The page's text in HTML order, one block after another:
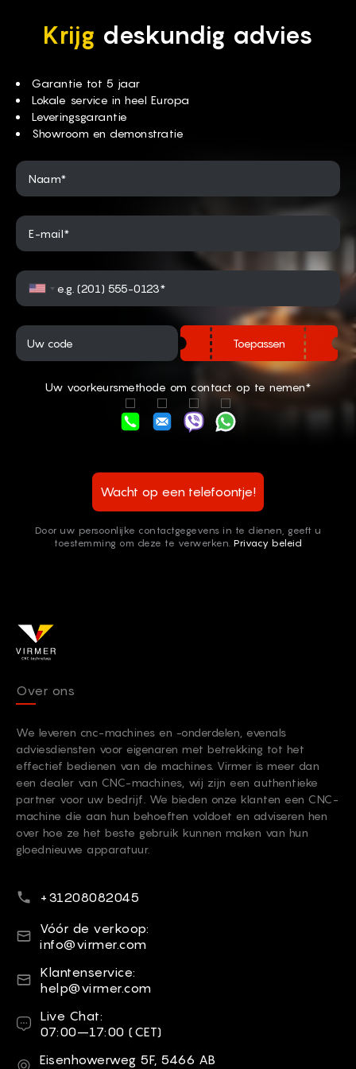
Krijg deskundig advies
Garantie tot 5 jaar
Lokale service in heel Europa
Leveringsgarantie
Showroom en demonstratie
Naam*
E-mail*
Toepassen
Uw voorkeursmethode om contact op te nemen*
Wacht op een telefoontje!
Door uw persoonlijke contactgegevens in te dienen, geeft u
toestemming om deze te verwerken. Privacy beleid
Over ons
We leveren cnc-machines en -onderdelen, evenals
adviesdiensten voor eigenaren met betrekking tot het
effectief bedienen van de machines. Virmer is meer dan
een dealer van CNC-machines, wij zijn een authentieke
partner voor uw bedrijf. We bieden onze klanten een CNC-
machine die aan hun behoeften voldoet en adviseren hen
over hoe ze het beste gebruik kunnen maken van hun
gloednieuwe apparatuur.
Telefoonnummer
+31208082045
E-mailVóór de verkoop:
info@virmer.com
E-mailKlantenservice:
help@virmer.com
Live Chat
Live Chat:
07:00–17:00 (CET)
AdresEisenhowerweg 5F, 5466 AB